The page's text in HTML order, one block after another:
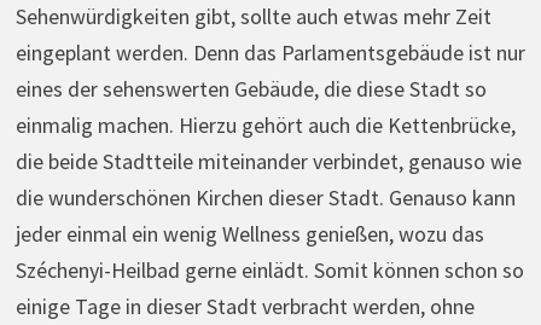
Sehenwürdigkeiten gibt, sollte auch etwas mehr Zeit
eingeplant werden. Denn das Parlamentsgebäude ist nur
eines der sehenswerten Gebäude, die diese Stadt so
einmalig machen. Hierzu gehört auch die Kettenbrücke,
die beide Stadtteile miteinander verbindet, genauso wie
die wunderschönen Kirchen dieser Stadt. Genauso kann
jeder einmal ein wenig Wellness genießen, wozu das
Széchenyi-Heilbad gerne einlädt. Somit können schon so
einige Tage in dieser Stadt verbracht werden, ohne